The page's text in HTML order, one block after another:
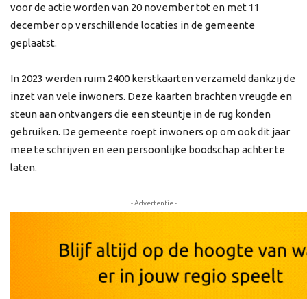
voor de actie worden van 20 november tot en met 11
december op verschillende locaties in de gemeente
geplaatst.
In 2023 werden ruim 2400 kerstkaarten verzameld dankzij de
inzet van vele inwoners. Deze kaarten brachten vreugde en
steun aan ontvangers die een steuntje in de rug konden
gebruiken. De gemeente roept inwoners op om ook dit jaar
mee te schrijven en een persoonlijke boodschap achter te
laten.
- Advertentie -